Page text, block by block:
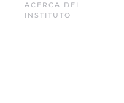
ACERCA DEL
INSTITUTO